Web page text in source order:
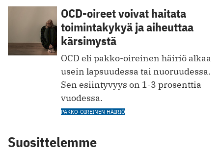
OCD-oireet voivat haitata
toimintakykyä ja aiheuttaa
kärsimystä
OCD eli pakko-oireinen häiriö alkaa
usein lapsuudessa tai nuoruudessa.
Sen esiintyvyys on 1-3 prosenttia
vuodessa.
PAKKO-OIREINEN HÄIRIÖ
Suosittelemme